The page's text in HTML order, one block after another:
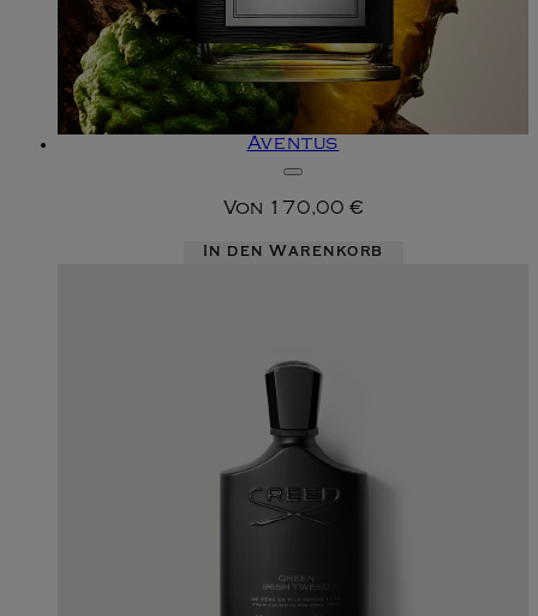
Aventus
Von 170,00 €
In den Warenkorb